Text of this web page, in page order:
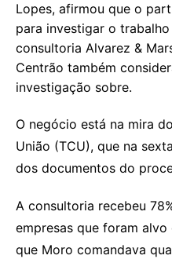
Lopes, afirmou que o
para investigar o
consultoria Alvarez &
Centrão também
investigação sobre.
O negócio está na mira
União (TCU), que na
dos documentos do
A consultoria recebeu
empresas que foram
que Moro comandava